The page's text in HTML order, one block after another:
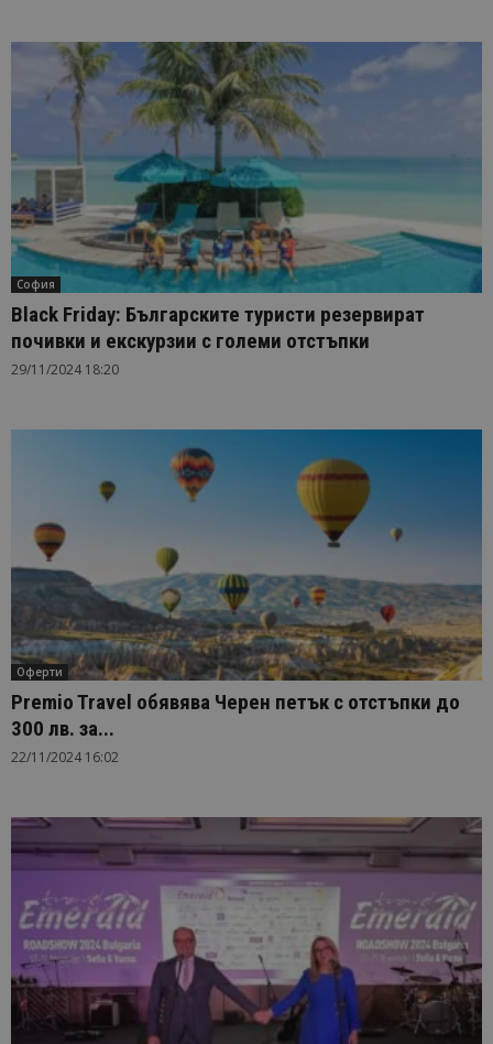
София
Black Friday: Българските туристи резервират
почивки и екскурзии с големи отстъпки
29/11/2024 18:20
Оферти
Premio Travel обявява Черен петък с отстъпки до
300 лв. за...
22/11/2024 16:02